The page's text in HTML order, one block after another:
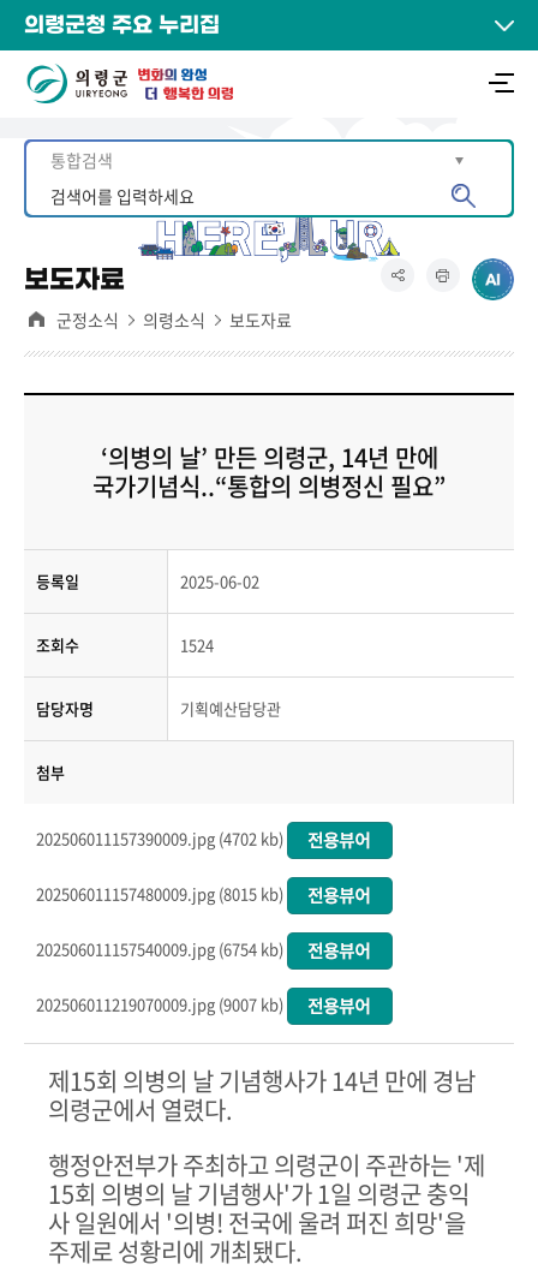
의령군청 주요 누리집
보도자료
군정소식 의령소식 보도자료
‘의병의 날’ 만든 의령군, 14년 만에
국가기념식..“통합의 의병정신 필요”
등록일 2025-06-02
조회수 1524
담당자명 기획예산담당관
첨부
202506011157390009.jpg (4702 kb)
202506011157480009.jpg (8015 kb)
202506011157540009.jpg (6754 kb)
202506011219070009.jpg (9007 kb)
제15회 의병의 날 기념행사가14년 만에 경남
의령군에서 열렸다.
행정안전부가 주최하고 의령군이 주관하는'제
15회 의병의 날 기념행사'가1일 의령군 충익
사 일원에서 '의병! 전국에 울려 퍼진 희망'을
주제로 성황리에 개최됐다.